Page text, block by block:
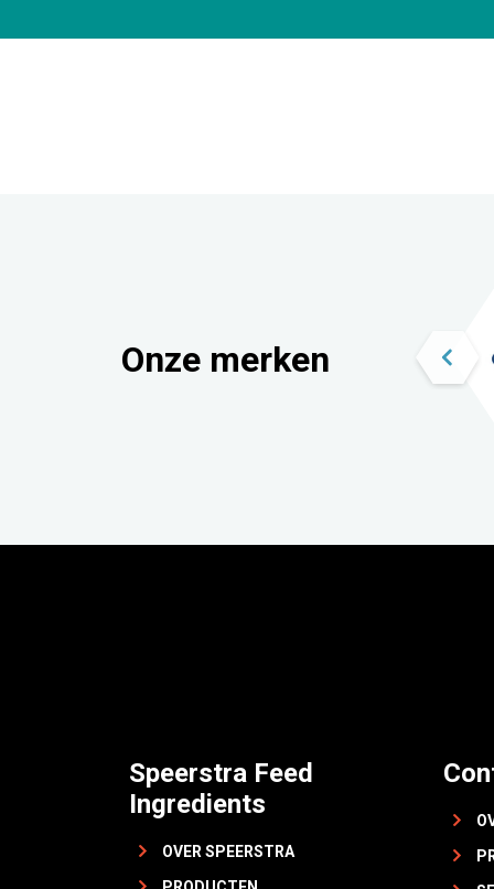
Onze merken
Speerstra Feed
Ingredients
OVER SPEERSTRA